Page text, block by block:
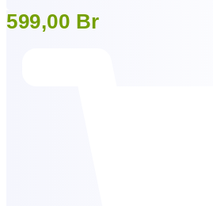
599,00 Br